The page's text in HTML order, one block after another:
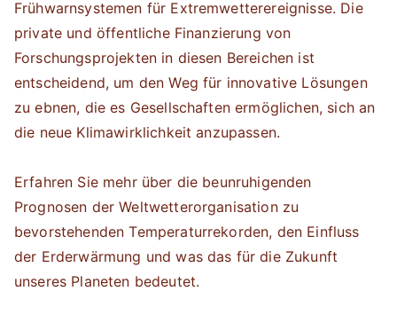
Frühwarnsystemen für Extremwetterereignisse. Die
private und öffentliche Finanzierung von
Forschungsprojekten in diesen Bereichen ist
entscheidend, um den Weg für innovative Lösungen
zu ebnen, die es Gesellschaften ermöglichen, sich an
die neue Klimawirklichkeit anzupassen.
Erfahren Sie mehr über die beunruhigenden
Prognosen der Weltwetterorganisation zu
bevorstehenden Temperaturrekorden, den Einfluss
der Erderwärmung und was das für die Zukunft
unseres Planeten bedeutet.